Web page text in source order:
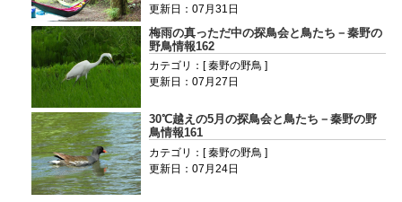
更新日：07月31日
梅雨の真っただ中の探鳥会と鳥たち－秦野の
野鳥情報162
カテゴリ：[ 秦野の野鳥 ]
更新日：07月27日
30℃越えの5月の探鳥会と鳥たち－秦野の野
鳥情報161
カテゴリ：[ 秦野の野鳥 ]
更新日：07月24日